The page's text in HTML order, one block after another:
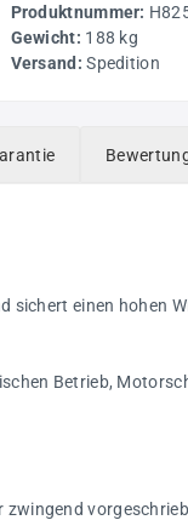
Produktnummer:
Gewicht: 188 kg
Versand:Spedition
sichert einen hohen
Betrieb,